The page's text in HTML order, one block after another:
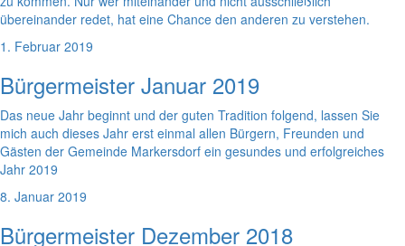
übereinander redet, hat eine Chance den anderen zu verstehen.
1. Februar 2019
Bürgermeister Januar 2019
Das neue Jahr beginnt und der guten Tradition folgend, lassen Sie
mich auch dieses Jahr erst einmal allen Bürgern, Freunden und
Gästen der Gemeinde Markersdorf ein gesundes und erfolgreiches
Jahr 2019
8. Januar 2019
Bürgermeister Dezember 2018